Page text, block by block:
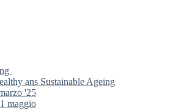
ans Sustainable Ageing
'25
maggio